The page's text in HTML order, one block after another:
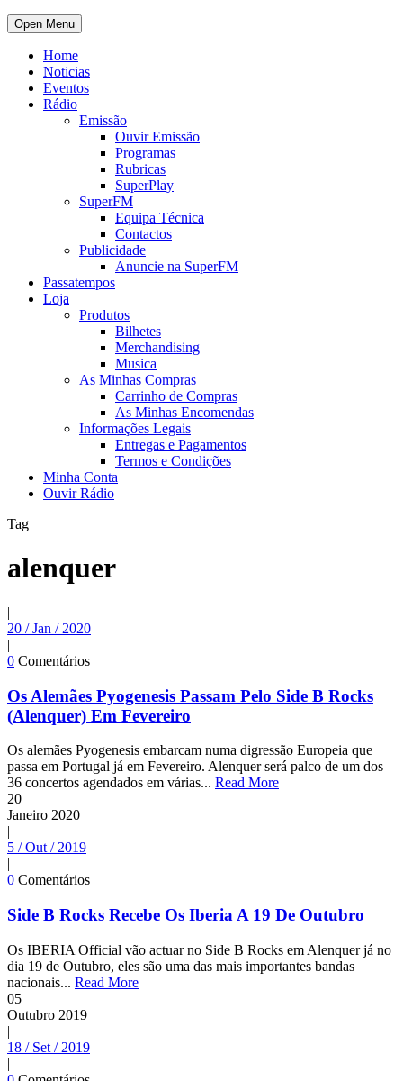
Open Menu
Home
Noticias
Eventos
Rádio
Emissão
Ouvir Emissão
Programas
Rubricas
SuperPlay
SuperFM
Equipa Técnica
Contactos
Publicidade
Anuncie na SuperFM
Passatempos
Loja
Produtos
Bilhetes
Merchandising
Musica
As Minhas Compras
Carrinho de Compras
As Minhas Encomendas
Informações Legais
Entregas e Pagamentos
Termos e Condições
Minha Conta
Ouvir Rádio
Tag
alenquer
|
20 / Jan / 2020
|
0 Comentários
Os Alemães Pyogenesis Passam Pelo Side B Rocks
(Alenquer) Em Fevereiro
Os alemães Pyogenesis embarcam numa digressão Europeia que
passa em Portugal já em Fevereiro. Alenquer será palco de um dos
36 concertos agendados em várias... Read More
20
Janeiro 2020
|
5 / Out / 2019
|
0 Comentários
Side B Rocks Recebe Os Iberia A 19 De Outubro
Os IBERIA Official vão actuar no Side B Rocks em Alenquer já no
dia 19 de Outubro, eles são uma das mais importantes bandas
nacionais... Read More
05
Outubro 2019
|
18 / Set / 2019
|